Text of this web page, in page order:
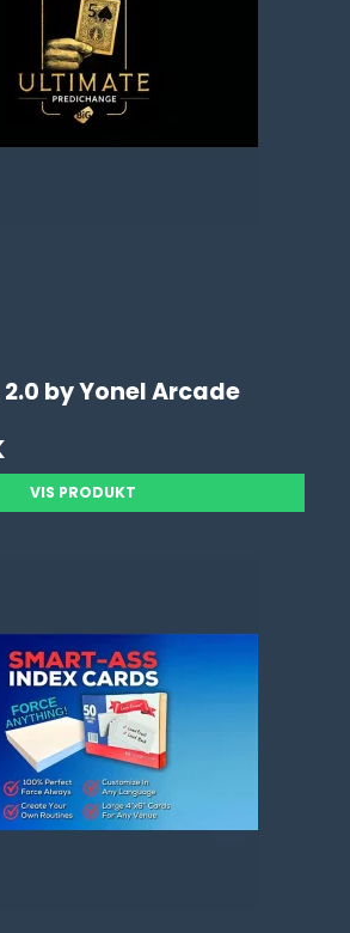
by Yonel Arcade
VIS PRODUKT